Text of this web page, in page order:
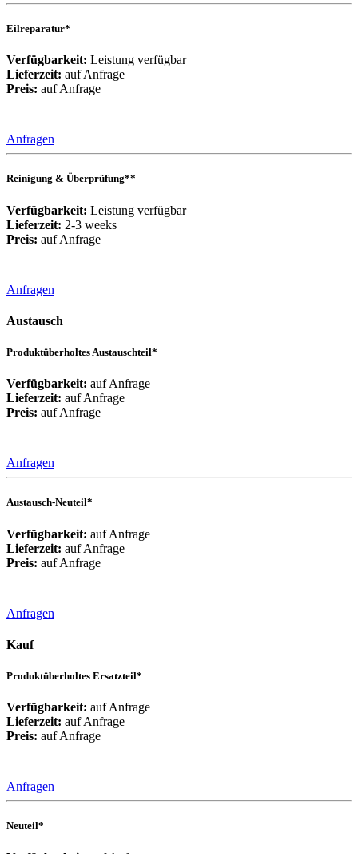
Eilreparatur*
Verfügbarkeit: Leistung verfügbar
Lieferzeit: auf Anfrage
Preis: auf Anfrage
Anfragen
Reinigung & Überprüfung**
Verfügbarkeit: Leistung verfügbar
Lieferzeit: 2-3 weeks
Preis: auf Anfrage
Anfragen
Austausch
Produktüberholtes Austauschteil*
Verfügbarkeit: auf Anfrage
Lieferzeit: auf Anfrage
Preis: auf Anfrage
Anfragen
Austausch-Neuteil*
Verfügbarkeit: auf Anfrage
Lieferzeit: auf Anfrage
Preis: auf Anfrage
Anfragen
Kauf
Produktüberholtes Ersatzteil*
Verfügbarkeit: auf Anfrage
Lieferzeit: auf Anfrage
Preis: auf Anfrage
Anfragen
Neuteil*